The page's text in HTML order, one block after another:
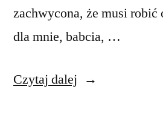
zachwycona, że musi robić
dla mnie, babcia, …
Czytaj dalej „Weganizm